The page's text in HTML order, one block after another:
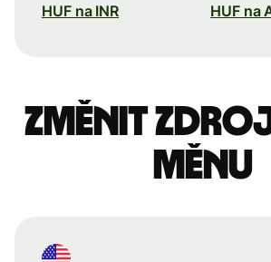
HUF na INR HUF na
Změnit
měnu